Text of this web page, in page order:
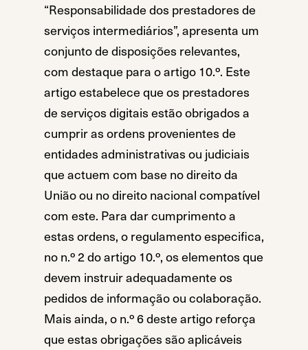
“Responsabilidade dos prestadores de
serviços intermediários”, apresenta um
conjunto de disposições relevantes,
com destaque para o artigo 10.º. Este
artigo estabelece que os prestadores
de serviços digitais estão obrigados a
cumprir as ordens provenientes de
entidades administrativas ou judiciais
que actuem com base no direito da
União ou no direito nacional compatível
com este. Para dar cumprimento a
estas ordens, o regulamento especifica,
no n.º 2 do artigo 10.º, os elementos que
devem instruir adequadamente os
pedidos de informação ou colaboração.
Mais ainda, o n.º 6 deste artigo reforça
que estas obrigações são aplicáveis